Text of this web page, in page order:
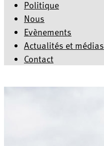
Politique
Nous
Evènements
Actualités et médias
Contact